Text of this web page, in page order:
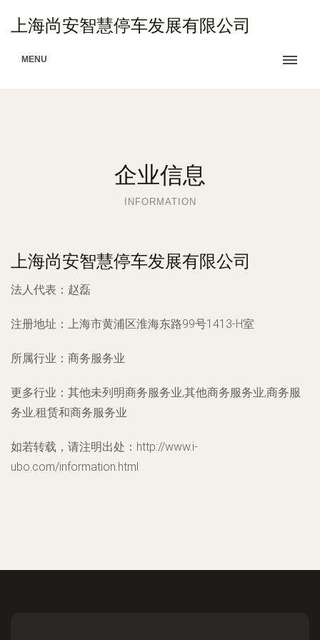
上海尚安智慧停车发展有限公司
MENU
企业信息
INFORMATION
上海尚安智慧停车发展有限公司
法人代表： 赵磊
注册地址： 上海市黄浦区淮海东路99号1413-H室
所属行业： 商务服务业
更多行业： 其他未列明商务服务业,其他商务服务业,商务服
务业,租赁和商务服务业
如若转载，请注明出处：http://www.i-
ubo.com/information.html